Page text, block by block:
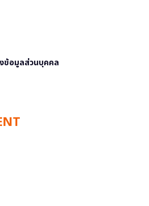
ข้อมูลส่วนบุคคล